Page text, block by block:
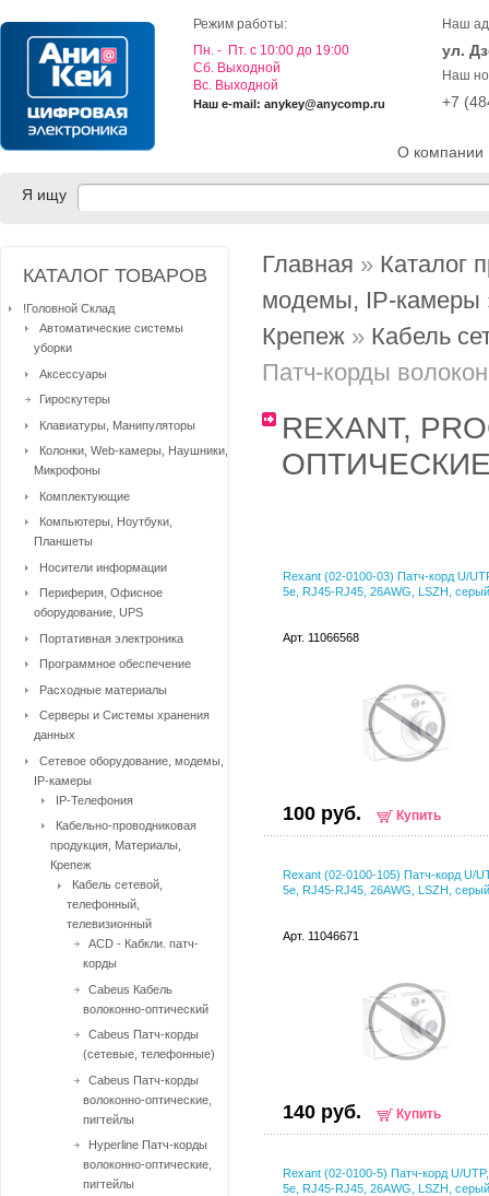
О компании
Режим работы:
Пн. - Пт. с 10:00 до 19:00
Cб. Выходной
Вс. Выходной
Наш e-mail: anykey@anycomp.ru
Наш
ул.
Наш
+7
Я ищу
Главная » Каталог
модемы, IP-камеры
Крепеж » Кабель
Патч-корды
REXANT,
Rexant (02-0100-03) Патч-корд U/
5e, RJ45-RJ45, 26AWG, LSZH,
Арт. 11066568
100 руб. Купить
Rexant (02-0100-105) Патч-корд U/
5e, RJ45-RJ45, 26AWG, LSZH,
Арт. 11046671
140 руб. Купить
Rexant (02-0100-5) Патч-корд U/
5e, RJ45-RJ45, 26AWG, LSZH,
КАТАЛОГ ТОВАРОВ
!Головной Склад
Автоматические системы
уборки
Аксессуары
Гироскутеры
Клавиатуры, Манипуляторы
Колонки, Web-камеры, Наушники,
Микрофоны
Комплектующие
Компьютеры, Ноутбуки,
Планшеты
Носители информации
Периферия, Офисное
оборудование, UPS
Портативная электроника
Программное обеспечение
Расходные материалы
Серверы и Системы хранения
данных
Сетевое оборудование, модемы,
IP-камеры
IP-Телефония
Кабельно-проводниковая
продукция, Материалы,
Крепеж
Кабель сетевой,
телефонный,
телевизионный
ACD - Кабкли. патч-
корды
Cabeus Кабель
волоконно-оптический
Cabeus Патч-корды
(сетевые, телефонные)
Cabeus Патч-корды
волоконно-оптические,
пигтейлы
Hyperline Патч-корды
волоконно-оптические,
пигтейлы